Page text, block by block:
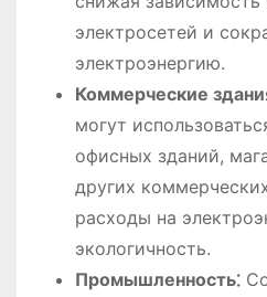
электросетей и
электроэнергию.
Коммерческие
могут
офисных зданий,
других
расходы на
экологичность.
Промышленность⁚